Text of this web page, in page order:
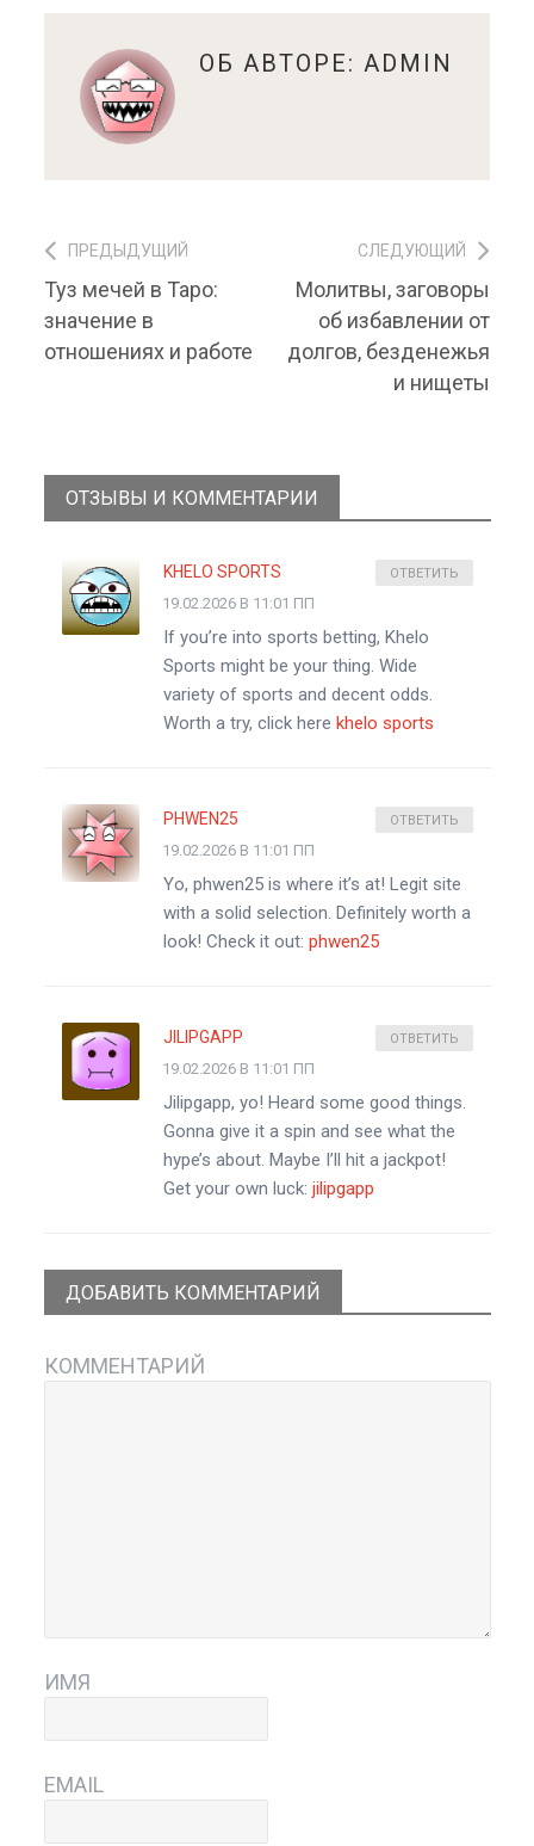
ОБ АВТОРЕ: ADMIN
Навигация по записям
ПРЕДЫДУЩИЙ
Предыдущий
материал:
Туз мечей в Таро:
значение в
отношениях и работе
СЛЕДУЮЩИЙ
Следующий
материал:
Молитвы, заговоры
об избавлении от
долгов, безденежья
и нищеты
ОТЗЫВЫ И КОММЕНТАРИИ
KHELO SPORTS
19.02.2026 В 11:01 ПП
If you’re into sports betting, Khelo
Sports might be your thing. Wide
variety of sports and decent odds.
Worth a try, click herekhelo sports
ОТВЕТИТЬ
PHWEN25
19.02.2026 В 11:01 ПП
Yo, phwen25 is where it’s at! Legit site
with a solid selection. Definitely worth a
look! Check it out:phwen25
ОТВЕТИТЬ
JILIPGAPP
19.02.2026 В 11:01 ПП
Jilipgapp, yo! Heard some good things.
Gonna give it a spin and see what the
hype’s about. Maybe I’ll hit a jackpot!
Get your own luck:jilipgapp
ОТВЕТИТЬ
ДОБАВИТЬ КОММЕНТАРИЙ
КОММЕНТАРИЙ
ИМЯ
EMAIL